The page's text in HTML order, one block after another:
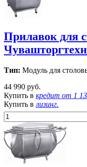
Прилавок для
Тип: Модуль для
44 990 руб.
Купить в кредит от 1
Купить в лизинг.